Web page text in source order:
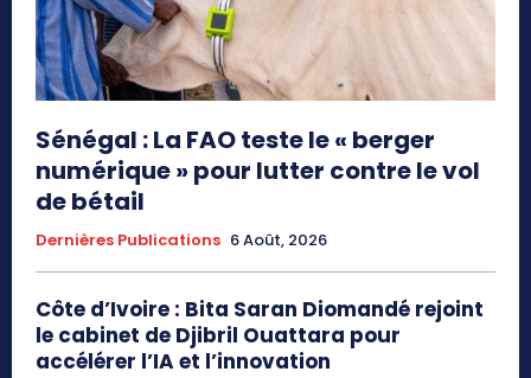
Sénégal : La FAO teste le « berger
numérique » pour lutter contre le vol
de bétail
Dernières Publications 6 Août, 2026
Côte d’Ivoire : Bita Saran Diomandé rejoint
le cabinet de Djibril Ouattara pour
accélérer l’IA et l’innovation